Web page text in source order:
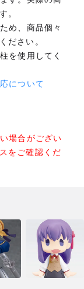
。
め、商品個々
ださい。
を使用してく
について
場合がござい
をご確認くだ